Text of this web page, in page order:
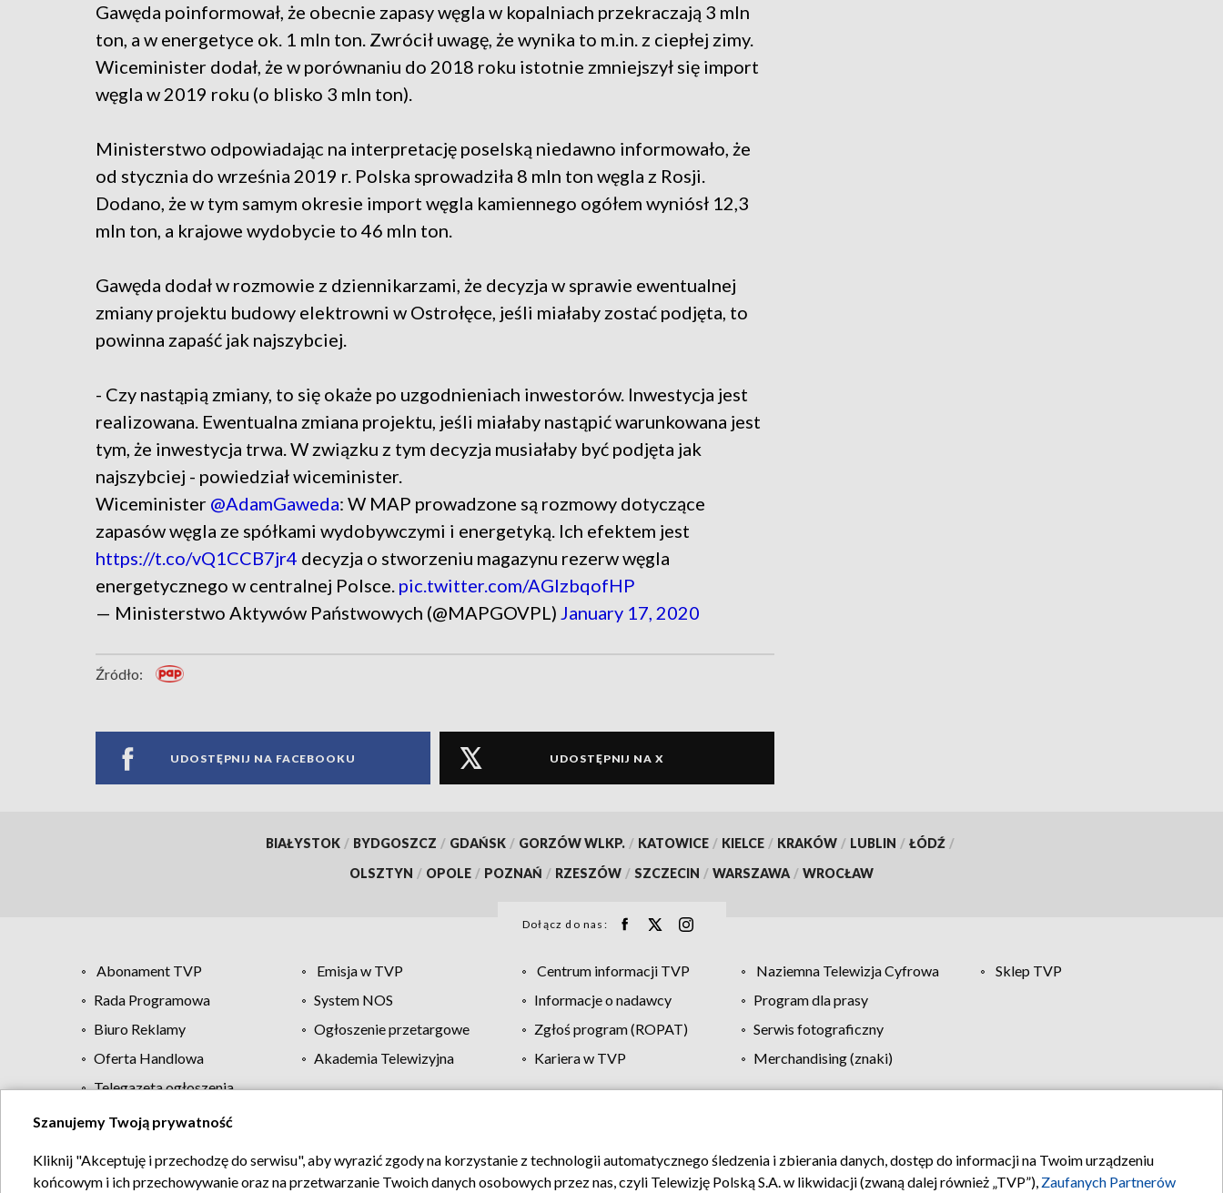
Gawęda poinformował, że obecnie zapasy węgla w kopalniach przekraczają 3 mln
ton, a w energetyce ok. 1 mln ton. Zwrócił uwagę, że wynika to m.in. z ciepłej zimy.
Wiceminister dodał, że w porównaniu do 2018 roku istotnie zmniejszył się import
węgla w 2019 roku (o blisko 3 mln ton).
Ministerstwo odpowiadając na interpretację poselską niedawno informowało, że
od stycznia do września 2019 r. Polska sprowadziła 8 mln ton węgla z Rosji.
Dodano, że w tym samym okresie import węgla kamiennego ogółem wyniósł 12,3
mln ton, a krajowe wydobycie to 46 mln ton.
Gawęda dodał w rozmowie z dziennikarzami, że decyzja w sprawie ewentualnej
zmiany projektu budowy elektrowni w Ostrołęce, jeśli miałaby zostać podjęta, to
powinna zapaść jak najszybciej.
- Czy nastąpią zmiany, to się okaże po uzgodnieniach inwestorów. Inwestycja jest
realizowana. Ewentualna zmiana projektu, jeśli miałaby nastąpić warunkowana jest
tym, że inwestycja trwa. W związku z tym decyzja musiałaby być podjęta jak
najszybciej - powiedział wiceminister.
Wiceminister @AdamGaweda: W MAP prowadzone są rozmowy dotyczące
zapasów węgla ze spółkami wydobywczymi i energetyką. Ich efektem jest
https://t.co/vQ1CCB7jr4 decyzja o stworzeniu magazynu rezerw węgla
energetycznego w centralnej Polsce. pic.twitter.com/AGIzbqofHP
— Ministerstwo Aktywów Państwowych (@MAPGOVPL) January 17, 2020
Źródło:
UDOSTĘPNIJ NA FACEBOOKU UDOSTĘPNIJ NA X
BIAŁYSTOK / BYDGOSZCZ / GDAŃSK / GORZÓW WLKP. / KATOWICE / KIELCE / KRAKÓW / LUBLIN / ŁÓDŹ /
OLSZTYN / OPOLE / POZNAŃ / RZESZÓW / SZCZECIN / WARSZAWA / WROCŁAW
Dołącz do nas:
Abonament TVP Emisja w TVP Centrum informacji TVP Naziemna Telewizja Cyfrowa
Sklep TVP
Rada Programowa
System NOS Informacje o nadawcy
Program dla prasy
Biuro Reklamy
Ogłoszenie przetargowe Zgłoś program (ROPAT)
Serwis fotograficzny
Oferta Handlowa
Akademia Telewizyjna Kariera w TVP
Merchandising (znaki)
Telegazeta ogłoszenia
Regulamin TVP Polityka prywatności Moje zgody Pomoc Biuro reklamy Kontakt
Szanujemy Twoją prywatność
Kliknij "Akceptuję i przechodzę do serwisu", aby wyrazić zgody na korzystanie z technologii automatycznego śledzenia i zbierania danych, dostęp do informacji na Twoim urządzeniu
końcowym i ich przechowywanie oraz na przetwarzanie Twoich danych osobowych przez nas, czyli Telewizję Polską S.A. w likwidacji (zwaną dalej również „TVP”), Zaufanych Partnerów